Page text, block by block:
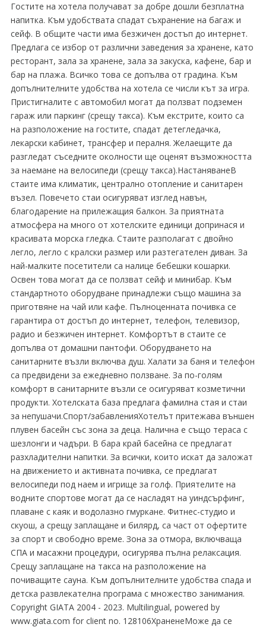
Гостите на хотела получават за добре дошли безплатна
напитка. Към удобствата спадат съхранение на багаж и
сейф. В общите части има безжичен достъп до интернет.
Предлага се избор от различни заведения за хранене, като
ресторант, зала за хранене, зала за закуска, кафене, бар и
бар на плажа. Всичко това се допълва от градина. Към
допълнителните удобства на хотела се числи кът за игра.
Пристигналите с автомобил могат да ползват подземен
гараж или паркинг (срещу такса). Към екстрите, които са
на разположение на гостите, спадат детегледачка,
лекарски кабинет, трансфер и пералня. Желаещите да
разгледат съседните околности ще оценят възможността
за наемане на велосипеди (срещу такса).НастаняванеВ
стаите има климатик, централно отопление и санитарен
възел. Повечето стаи осигуряват изглед навън,
благодарение на прилежащия балкон. За приятната
атмосфера на много от хотелските единици допринася и
красивата морска гледка. Стаите разполагат с двойно
легло, легло с кралски размер или разтегателен диван. За
най-малките посетители са налице бебешки кошарки.
Освен това могат да се ползват сейф и минибар. Към
стандартното оборудване принадлежи също машина за
приготвяне на чай или кафе. Пълноценната почивка се
гарантира от достъп до интернет, телефон, телевизор,
радио и безжичен интернет. Комфортът в стаите се
допълва от домашни пантофи. Оборудването на
санитарните възли включва душ. Халати за баня и телефон
са предвидени за ежедневно ползване. За по-голям
комфорт в санитарните възли се осигуряват козметични
продукти. Хотелската база предлага фамилна стая и стаи
за непушачи.Спорт/забавленияХотелът притежава външен
плувен басейн със зона за деца. Налична е също тераса с
шезлонги и чадъри. В бара край басейна се предлагат
разхладителни напитки. За всички, които искат да заложат
на движението и активната почивка, се предлагат
велосипеди под наем и игрище за голф. Приятелите на
водните спортове могат да се насладят на уиндсърфинг,
плаване с каяк и водолазно гмуркане. Фитнес-студио и
скуош, а срещу заплащане и билярд, са част от офертите
за спорт и свободно време. Зона за отмора, включваща
СПА и масажни процедури, осигурява пълна релаксация.
Срещу заплащане на такса на разположение на
почиващите сауна. Към допълнителните удобства спада и
детска развлекателна програма с множество занимания.
Copyright GIATA 2004 - 2023. Multilingual, powered by
www.giata.com for client no. 128106ХраненеМоже да се